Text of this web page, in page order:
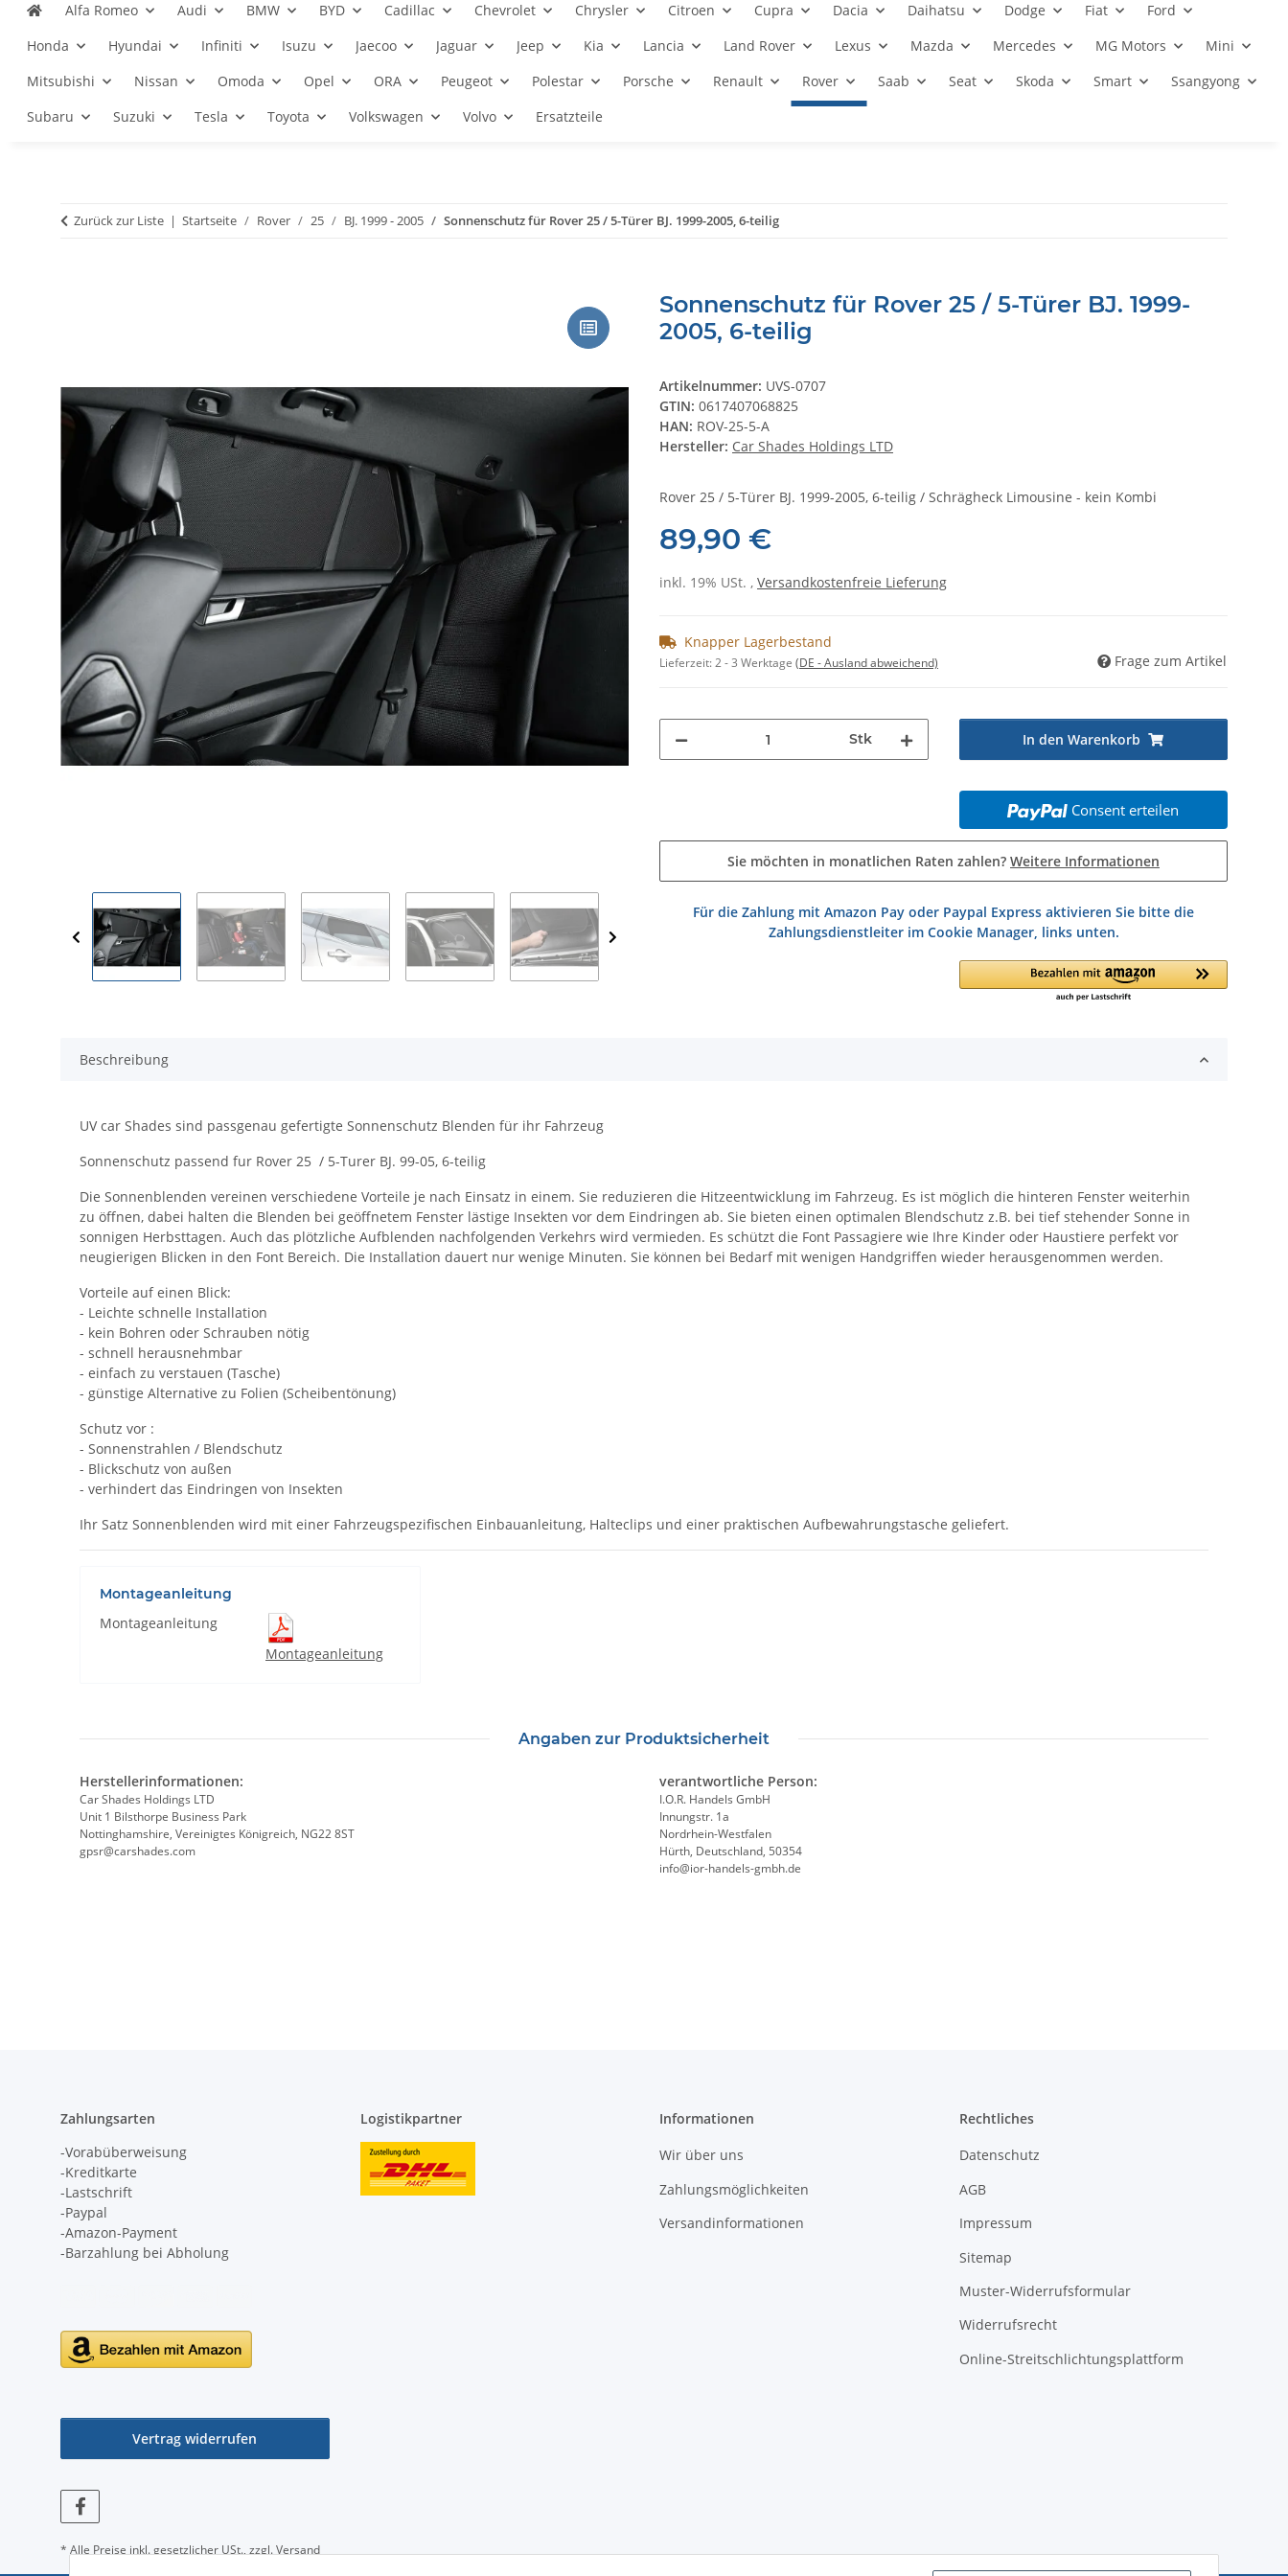
Alfa Romeo Audi BMW BYD Cadillac Chevrolet Chrysler Citroen Cupra Dacia Daihatsu Dodge Fiat
Ford
Honda
Hyundai Infiniti Isuzu Jaecoo Jaguar Jeep Kia Lancia Land Rover Lexus Mazda Mercedes MG Motors
Mini
Mitsubishi
Nissan Omoda Opel ORA Peugeot Polestar Porsche Renault Rover Saab Seat Skoda Smart
Ssangyong
Subaru
Suzuki Tesla Toyota Volkswagen Volvo Ersatzteile
Zurück zur Liste Startseite Rover 25 BJ. 1999 - 2005 Sonnenschutz für Rover 25 / 5-Türer BJ. 1999-2005, 6-teilig
Sonnenschutz für Rover 25 / 5-Türer BJ. 1999-
2005, 6-teilig
Artikelnummer: UVS-0707
GTIN: 0617407068825
HAN: ROV-25-5-A
Hersteller: Car Shades Holdings LTD
Rover 25 / 5-Türer BJ. 1999-2005, 6-teilig / Schrägheck Limousine - kein Kombi
89,90 €
inkl. 19% USt. , Versandkostenfreie Lieferung
Knapper Lagerbestand
Lieferzeit:2 - 3 Werktage (DE - Ausland abweichend) Frage zum Artikel
Stk In den Warenkorb
Consent erteilen
Sie möchten in monatlichen Raten zahlen? Weitere Informationen
Für die Zahlung mit Amazon Pay oder Paypal Express aktivieren Sie bitte die
Zahlungsdienstleiter im Cookie Manager, links unten.
Beschreibung
UV car Shades sind passgenau gefertigte Sonnenschutz Blenden für ihr Fahrzeug
Sonnenschutz passend fur Rover 25 / 5-Turer BJ. 99-05, 6-teilig
Die Sonnenblenden vereinen verschiedene Vorteile je nach Einsatz in einem. Sie reduzieren die Hitzeentwicklung im Fahrzeug. Es ist möglich die hinteren Fenster weiterhin
zu öffnen, dabei halten die Blenden bei geöffnetem Fenster lästige Insekten vor dem Eindringen ab. Sie bieten einen optimalen Blendschutz z.B. bei tief stehender Sonne in
sonnigen Herbsttagen. Auch das plötzliche Aufblenden nachfolgenden Verkehrs wird vermieden. Es schützt die Font Passagiere wie Ihre Kinder oder Haustiere perfekt vor
neugierigen Blicken in den Font Bereich. Die Installation dauert nur wenige Minuten. Sie können bei Bedarf mit wenigen Handgriffen wieder herausgenommen werden.
Vorteile auf einen Blick:
- Leichte schnelle Installation
- kein Bohren oder Schrauben nötig
- schnell herausnehmbar
- einfach zu verstauen (Tasche)
- günstige Alternative zu Folien (Scheibentönung)
Schutz vor :
- Sonnenstrahlen / Blendschutz
- Blickschutz von außen
- verhindert das Eindringen von Insekten
Ihr Satz Sonnenblenden wird mit einer Fahrzeugspezifischen Einbauanleitung, Halteclips und einer praktischen Aufbewahrungstasche geliefert.
Montageanleitung
Montageanleitung
Montageanleitung
Angaben zur Produktsicherheit
Herstellerinformationen:
Car Shades Holdings LTD
Unit 1 Bilsthorpe Business Park
Nottinghamshire, Vereinigtes Königreich, NG22 8ST
gpsr@carshades.com
verantwortliche Person:
I.O.R. Handels GmbH
Innungstr. 1a
Nordrhein-Westfalen
Hürth, Deutschland, 50354
info@ior-handels-gmbh.de
Zahlungsarten
-Vorabüberweisung
-Kreditkarte
-Lastschrift
-Paypal
-Amazon-Payment
-Barzahlung bei Abholung
Logistikpartner Informationen
Wir über uns
Zahlungsmöglichkeiten
Versandinformationen
Rechtliches
Datenschutz
AGB
Impressum
Sitemap
Muster-Widerrufsformular
Widerrufsrecht
Online-Streitschlichtungsplattform
Vertrag widerrufen
* Alle Preise inkl. gesetzlicher USt., zzgl.Versand